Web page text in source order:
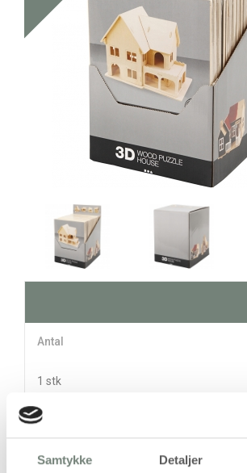
Samtykke Detaljer
Antal
1 stk